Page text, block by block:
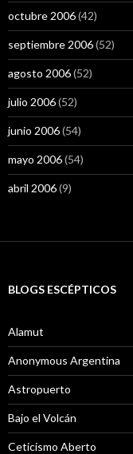
octubre 2006(42)
septiembre 2006(52)
agosto 2006(52)
julio 2006(52)
junio 2006(54)
mayo 2006(54)
abril 2006(9)
BLOGS ESCÉPTICOS
Alamut
Anonymous Argentina
Astropuerto
Bajo el Volcán
Ceticismo Aberto